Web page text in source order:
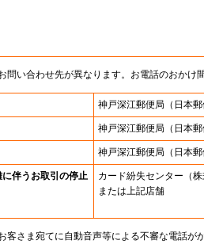
い合わせ先が異なります。お電話のおかけ
神戸深江郵便局 （日本
神戸深江郵便局 （日本
神戸深江郵便局 （日本
伴うお取引の停止 カード紛失センター （
または上記店舗
客さま宛てに自動音声等による不審な電話が